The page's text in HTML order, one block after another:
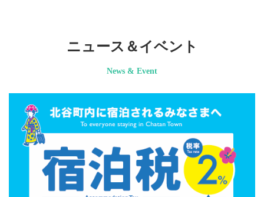
ニュース＆イベント
News & Event